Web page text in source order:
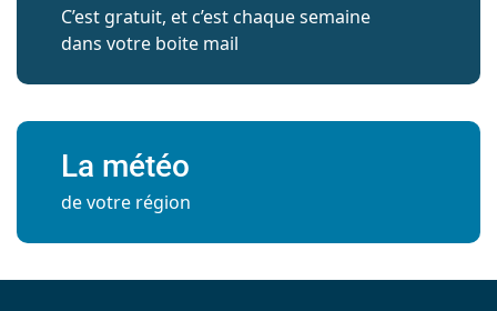
C’est gratuit, et c’est chaque semaine
dans votre boite mail
La météo
de votre région